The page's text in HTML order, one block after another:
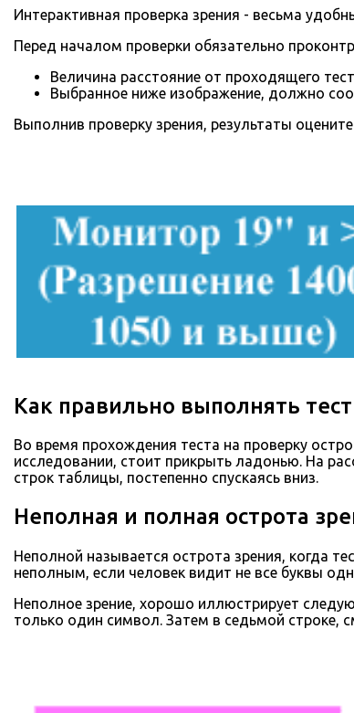
Интерактивная проверка зрения - весьма
Перед началом проверки обязательно
Величина расстояние от проходящего
Выбранное ниже изображение, должно
Выполнив проверку зрения, результаты
Как правильно выполнять тест
Во время прохождения теста на проверку
исследовании, стоит прикрыть ладонью. На
строк таблицы, постепенно спускаясь вниз.
Неполная и полная острота
Неполной называется острота зрения, когда
неполным, если человек видит не все буквы
Неполное зрение, хорошо иллюстрирует
только один символ. Затем в седьмой строке,